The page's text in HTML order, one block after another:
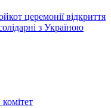
церемонії відкриття
з Україною